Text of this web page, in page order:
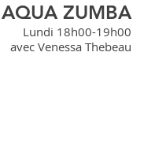
AQUA ZUMBA
Lundi 18h00-19h00
avec Venessa Thebeau